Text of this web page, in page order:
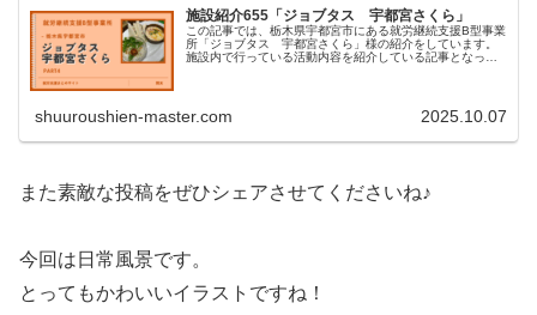
施設紹介655「ジョブタス 宇都宮さくら」
この記事では、栃木県宇都宮市にある就労継続支援B型事業
所「ジョブタス 宇都宮さくら」様の紹介をしています。
施設内で行っている活動内容を紹介している記事となって
shuuroushien-master.com 2025.10.07
また素敵な投稿をぜひシェアさせてくださいね♪
今回は日常風景です。
とってもかわいいイラストですね！